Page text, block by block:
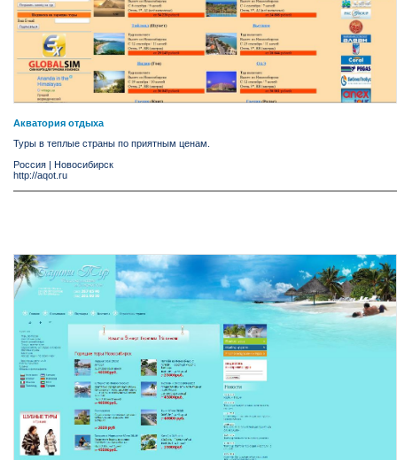
Aкватория отдыха
Туры в теплые страны по приятным ценам.
Россия | Новосибирск
http://aqot.ru